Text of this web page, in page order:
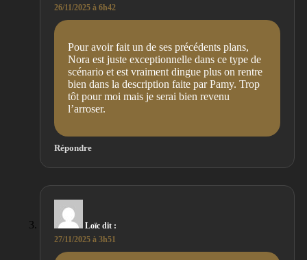
26/11/2025 à 6h42
Pour avoir fait un de ses précédents plans,
Nora est juste exceptionnelle dans ce type de
scénario et est vraiment dingue plus on rentre
bien dans la description faite par Pamy. Trop
tôt pour moi mais je serai bien revenu
l’arroser.
Répondre
Loïc dit :
27/11/2025 à 3h51